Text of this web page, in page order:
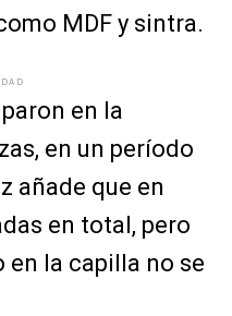
MDF y sintra.
en la
en un período
añade que en
en total, pero
en la capilla no se